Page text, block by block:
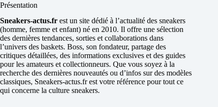
Présentation
Sneakers-actus.fr est un site dédié à l’actualité des sneakers
(homme, femme et enfant) né en 2010. Il offre une sélection
des dernières tendances, sorties et collaborations dans
l’univers des baskets. Boss, son fondateur, partage des
critiques détaillées, des informations exclusives et des guides
pour les amateurs et collectionneurs. Que vous soyez à la
recherche des dernières nouveautés ou d’infos sur des modèles
classiques, Sneakers-actus.fr est votre référence pour tout ce
qui concerne la culture sneakers.